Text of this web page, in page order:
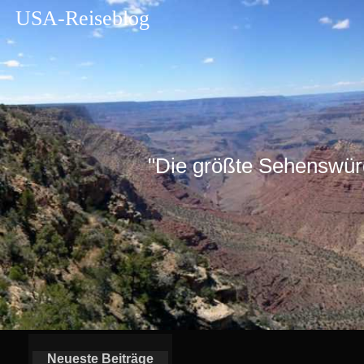
USA-Reiseblog
"Die größte
Neueste Beiträge